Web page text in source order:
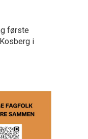
første
i